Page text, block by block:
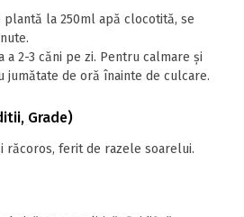
plantă la 250ml apă clocotită, se
a 2-3 căni pe zi. Pentru calmare și
jumătate de oră înainte de culcare.
Grade)
răcoros, ferit de razele soarelui.